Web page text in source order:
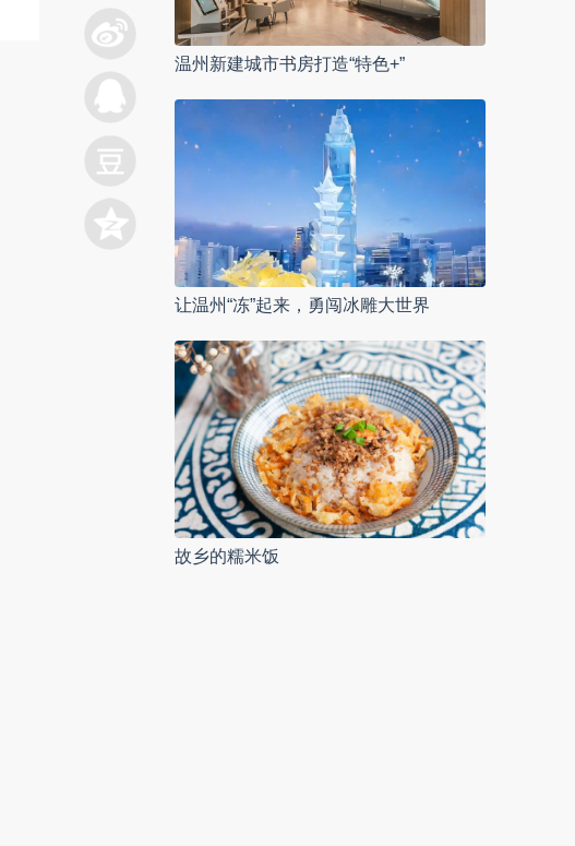
温州新建城市书房打造“特色+”
让温州“冻”起来，勇闯冰雕大世界
故乡的糯米饭